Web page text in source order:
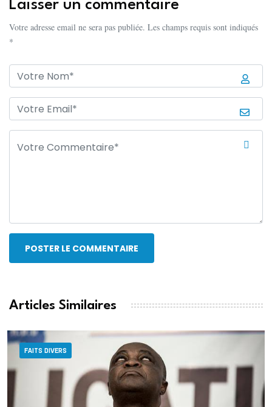
Laisser un commentaire
Votre adresse email ne sera pas publiée. Les champs requis sont indiqués
*
POSTER LE COMMENTAIRE
Articles Similaires
FAITS DIVERS